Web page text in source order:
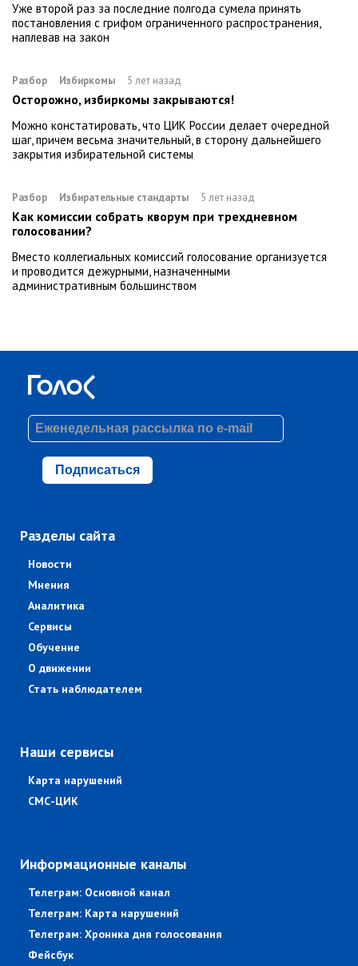
Уже второй раз за последние полгода сумела принять
постановления с грифом ограниченного распространения,
наплевав на закон
Разбор Избиркомы 5 лет назад
Осторожно, избиркомы закрываются!
Можно констатировать, что ЦИК России делает очередной
шаг, причем весьма значительный, в сторону дальнейшего
закрытия избирательной системы
Разбор Избирательные стандарты 5 лет назад
Как комиссии собрать кворум при трехдневном
голосовании?
Вместо коллегиальных комиссий голосование организуется
и проводится дежурными, назначенными
административным большинством
Подписаться
Разделы сайта
Новости
Мнения
Аналитика
Сервисы
Обучение
О движении
Стать наблюдателем
Наши сервисы
Карта нарушений
СМС-ЦИК
Информационные каналы
Телеграм: Основной канал
Телеграм: Карта нарушений
Телеграм: Хроника дня голосования
Фейсбук